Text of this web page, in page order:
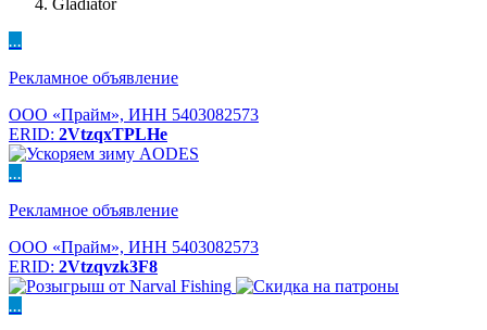
Gladiator
...
Рекламное объявление
ООО «Прайм», ИНН 5403082573
ERID: 2VtzqxTPLHe
...
Рекламное объявление
ООО «Прайм», ИНН 5403082573
ERID: 2Vtzqvzk3F8
...